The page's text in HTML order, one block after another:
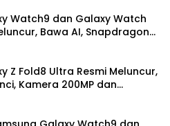
Watch9 dan Galaxy Watch
Bawa AI, Snapdragon
Kesehatan Baru
Z Fold8 Ultra Resmi Meluncur,
Kamera 200MP dan
Gen 5